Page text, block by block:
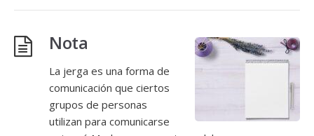
Nota
La jerga es una forma de
comunicación que ciertos
grupos de personas
utilizan para comunicarse